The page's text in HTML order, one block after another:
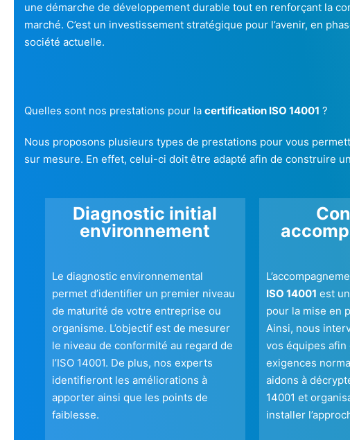
une démarche de développement durable tout en renforçant la
marché. C’est un investissement stratégique pour l’avenir, en
société actuelle.
Quelles sont nos prestations pour la certification ISO 14001 ?
Nous proposons plusieurs types de prestations pour vous
sur mesure. En effet, celui-ci doit être adapté afin de construire
Diagnostic initial
environnement
Le diagnostic environnemental
permet d’identifier un premier niveau
de maturité de votre entreprise ou
organisme. L’objectif est de mesurer
le niveau de conformité au regard de
l’ISO 14001. De plus, nos experts
identifieront les améliorations à
apporter ainsi que les points de
faiblesse.
ISO 14001 est
pour la mise en
Ainsi, nous
vos équipes afin
exigences
aidons à
14001 et
installer